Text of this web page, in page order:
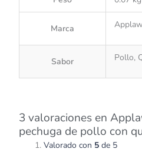
Marca
Sabor Pollo,
3 valoraciones en
pechuga de pollo con
Valorado con 5 de 5